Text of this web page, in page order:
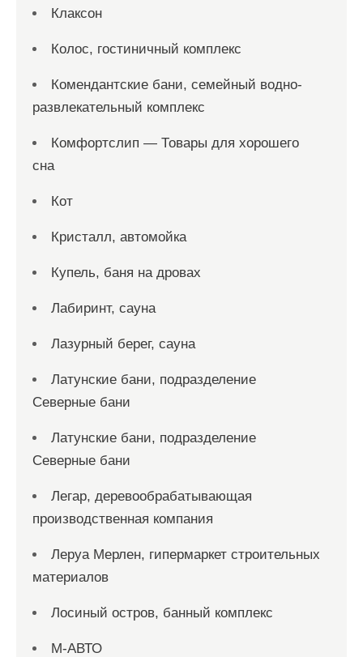
Клаксон
Колос, гостиничный комплекс
Комендантские бани, семейный водно-
развлекательный комплекс
Комфортслип — Товары для хорошего
сна
Кот
Кристалл, автомойка
Купель, баня на дровах
Лабиринт, сауна
Лазурный берег, сауна
Латунские бани, подразделение
Северные бани
Латунские бани, подразделение
Северные бани
Легар, деревообрабатывающая
производственная компания
Леруа Мерлен, гипермаркет строительных
материалов
Лосиный остров, банный комплекс
М-АВТО